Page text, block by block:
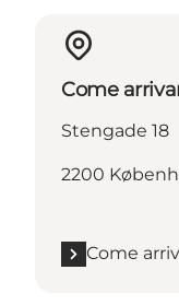
Come
Stengade 18
2200
Come